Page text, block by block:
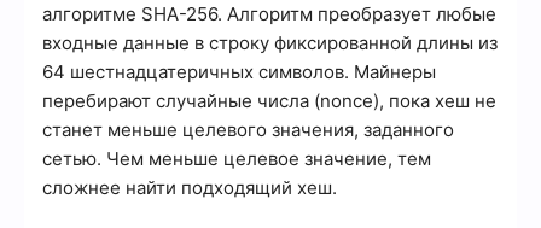
алгоритме SHA-256. Алгоритм преобразует любые
входные данные в строку фиксированной длины из
64 шестнадцатеричных символов. Майнеры
перебирают случайные числа (nonce), пока хеш не
станет меньше целевого значения, заданного
сетью. Чем меньше целевое значение, тем
сложнее найти подходящий хеш.